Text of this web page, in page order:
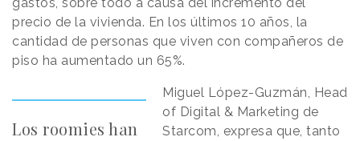
gastos, sobre todo a causa del incremento del
precio de la vivienda. En los últimos 10 años, la
cantidad de personas que viven con compañeros de
piso ha aumentado un 65%.
Los roomies han
Miguel López-Guzmán, Head
of Digital & Marketing de
Starcom, expresa que, tanto